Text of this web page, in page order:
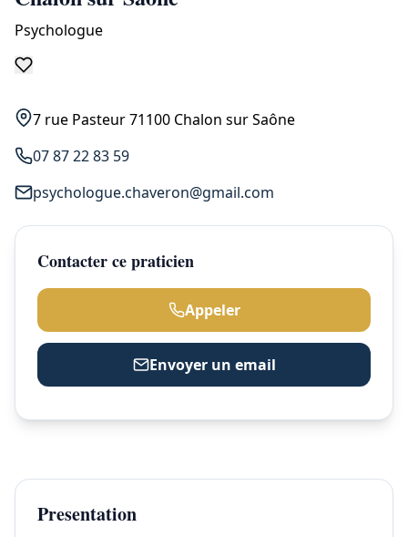
Psychologue
7 rue Pasteur 71100 Chalon sur Saône
07 87 22 83 59
psychologue.chaveron@gmail.com
Contacter ce praticien
Appeler
Envoyer un email
Presentation